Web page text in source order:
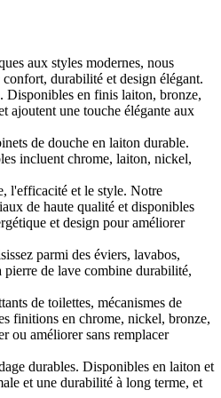
aux styles modernes, nous
durabilité et design élégant.
en finis laiton, bronze,
ajoutent une touche élégante aux
de douche en laiton durable.
incluent chrome, laiton, nickel,
l'efficacité et le style. Notre
de haute qualité et disponibles
et design pour améliorer
parmi des éviers, lavabos,
pierre de lave combine durabilité,
de toilettes, mécanismes de
finitions en chrome, nickel, bronze,
ou améliorer sans remplacer
durables. Disponibles en laiton et
et une durabilité à long terme, et